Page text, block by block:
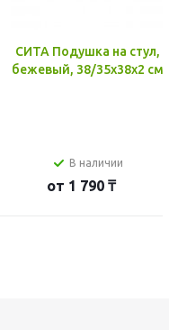
СИТА Подушка на стул,
бежевый, 38/35x38x2 см
В наличии
от 1 790 ₸